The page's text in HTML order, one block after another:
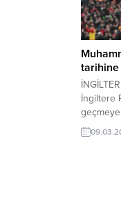
tarihine
İngiltere
geçmeye
ve asist